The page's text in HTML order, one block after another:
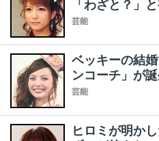
「わざと？」
芸能
ベッキーの結
ンコーチ」が
芸能
ヒロミが明か